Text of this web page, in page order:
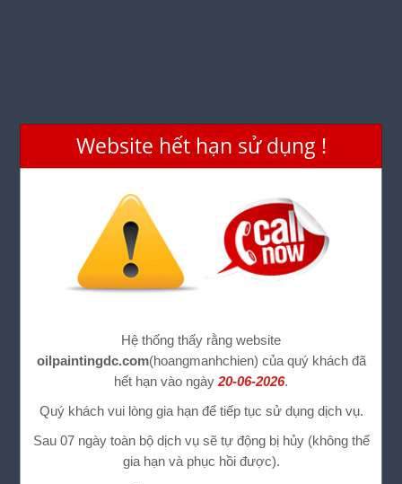
Website hết hạn sử dụng !
Hệ thống thấy rằng website
oilpaintingdc.com(hoangmanhchien) của quý khách đã
hết hạn vào ngày20-06-2026.
Quý khách vui lòng gia hạn để tiếp tục sử dụng dịch vụ.
Sau 07 ngày toàn bộ dịch vụ sẽ tự động bị hủy (không thể
gia hạn và phục hồi được).